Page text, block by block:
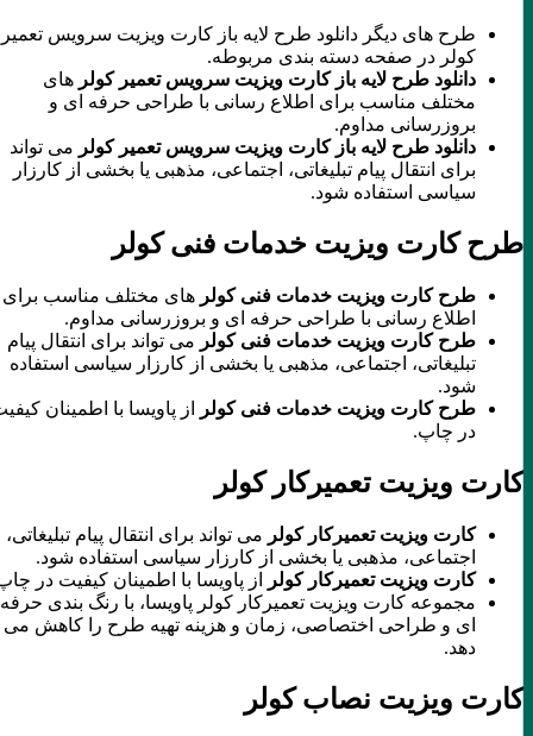
طرح های دیگر دانلود طرح لایه باز کارت ویزیت سرویس تعمیر
کولر در صفحه دسته بندی مربوطه.
دانلود طرح لایه باز کارت ویزیت سرویس تعمیر کولرهای
مختلف مناسب برای اطلاع رسانی با طراحی حرفه ای و
بروزرسانی مداوم.
دانلود طرح لایه باز کارت ویزیت سرویس تعمیر کولرمی تواند
برای انتقال پیام تبلیغاتی، اجتماعی، مذهبی یا بخشی از کارزار
سیاسی استفاده شود.
طرح کارت ویزیت خدمات فنی کولر
طرح کارت ویزیت خدمات فنی کولرهای مختلف مناسب برای
اطلاع رسانی با طراحی حرفه ای و بروزرسانی مداوم.
طرح کارت ویزیت خدمات فنی کولرمی تواند برای انتقال پیام
تبلیغاتی، اجتماعی، مذهبی یا بخشی از کارزار سیاسی استفاده
شود.
طرح کارت ویزیت خدمات فنی کولراز پاویسا با اطمینان کیفیت
در چاپ.
کارت ویزیت تعمیرکار کولر
کارت ویزیت تعمیرکار کولرمی تواند برای انتقال پیام تبلیغاتی،
اجتماعی، مذهبی یا بخشی از کارزار سیاسی استفاده شود.
کارت ویزیت تعمیرکار کولراز پاویسا با اطمینان کیفیت در چاپ.
مجموعه کارت ویزیت تعمیرکار کولر پاویسا، با رنگ بندی حرفه
ای و طراحی اختصاصی، زمان و هزینه تهیه طرح را کاهش می
دهد.
کارت ویزیت نصاب کولر